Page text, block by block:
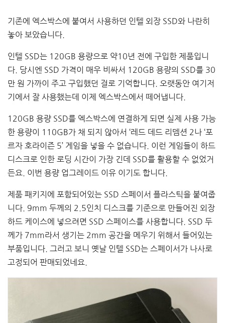
기존에 엑스박스에 붙여서 사용하던 인텔 외장 SSD와 나란히
놓아 보았습니다.
인텔 SSD는 120GB 용량으로 약10년 전에 구입한 제품입니
다. 당시엔 SSD 가격이 매우 비싸서 120GB 용량의 SSD를 30
만 원 가까이 주고 구입했던 걸로 기억합니다. 오랫동안 여기저
기에서 잘 사용했는데 이제 엑스박스에서 떼어냅니다.
120GB 용량 SSD를 엑스박스에 연결하게 되면 실제 사용 가능
한 용량이 110GB가 채 되지 않아서 ‘레드 데드 리뎀션 2나 ‘포
르자 호라이즌 5’ 게임을 넣을 수 없습니다. 이런 게임들이 하드
디스크로 인한 로딩 시간이 가장 긴데 SSD를 활용할 수 없었거
든요. 이번 용량 업그레이드 이유 이기도 합니다.
제품 패키지에 포함되어있는 SSD 스페이서 플라스틱을 붙여줍
니다. 9mm 두께의 2.5인치 디스크를 기준으로 만들어진 외장
하드 케이스에 넣으려면 SSD 스페이스를 사용합니다. SSD 두
께가 7mm라서 생기는 2mm 공간을 메우기 위해서 들어있는
부품입니다. 그러고 보니 옛날 인텔 SSD는 스페이서가 나사로
고정되어 판매되었네요.